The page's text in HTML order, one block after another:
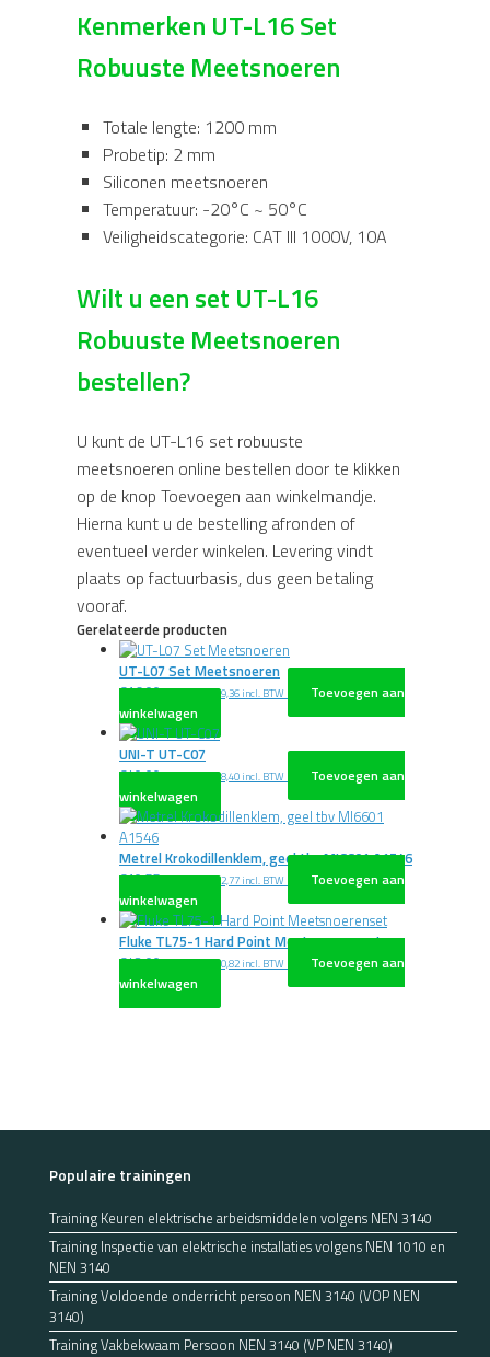
Kenmerken UT-L16 Set
Robuuste Meetsnoeren
Totale lengte: 1200 mm
Probetip: 2 mm
Siliconen meetsnoeren
Temperatuur: -20°C ~ 50°C
Veiligheidscategorie: CAT III 1000V, 10A
Wilt u een set UT-L16
Robuuste Meetsnoeren
bestellen?
U kunt de UT-L16 set robuuste
meetsnoeren online bestellen door te klikken
op de knop Toevoegen aan winkelmandje.
Hierna kunt u de bestelling afronden of
eventueel verder winkelen. Levering vindt
plaats op factuurbasis, dus geen betaling
vooraf.
Gerelateerde producten
UT-L07 Set Meetsnoeren
€16,00 excl. BTW€19,36 incl. BTW
Toevoegen aan
winkelwagen
UNI-T UT-C07
€40,00 excl. BTW€48,40 incl. BTW
Toevoegen aan
winkelwagen
Metrel Krokodillenklem, geel tbv MI6601 A1546
€10,55 excl. BTW€12,77 incl. BTW
Toevoegen aan
winkelwagen
Fluke TL75-1 Hard Point Meetsnoerenset
€42,00 excl. BTW€50,82 incl. BTW
Toevoegen aan
winkelwagen
Populaire trainingen
Training Keuren elektrische arbeidsmiddelen volgens NEN 3140
Training Inspectie van elektrische installaties volgens NEN 1010 en
NEN 3140
Training Voldoende onderricht persoon NEN 3140 (VOP NEN
3140)
Training Vakbekwaam Persoon NEN 3140 (VP NEN 3140)